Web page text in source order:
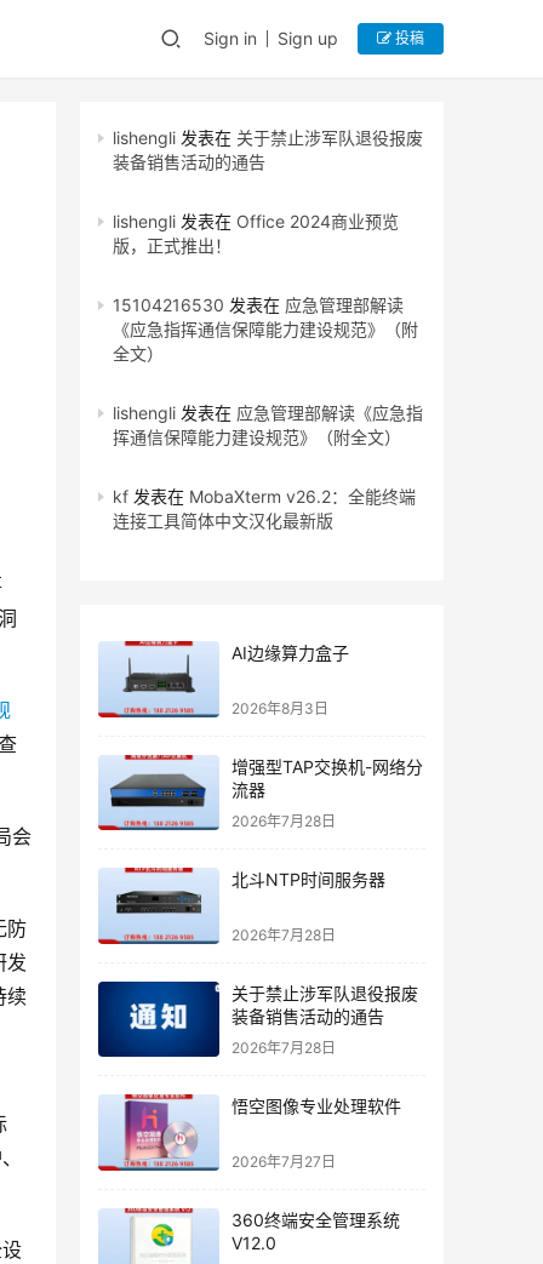
Sign in Sign up 投稿
会
防
发
续
lishengli 发表在 关于禁止涉军队退役报废
装备销售活动的通告
lishengli 发表在 Office 2024商业预览
版，正式推出！
15104216530 发表在 应急管理部解读
《应急指挥通信保障能力建设规范》（附
全文）
lishengli 发表在 应急管理部解读《应急指
挥通信保障能力建设规范》（附全文）
kf 发表在 MobaXterm v26.2：全能终端
连接工具简体中文汉化最新版
AI边缘算力盒子
2026年8月3日
增强型TAP交换机-网络分
流器
2026年7月28日
北斗NTP时间服务器
2026年7月28日
关于禁止涉军队退役报废
装备销售活动的通告
2026年7月28日
悟空图像专业处理软件
2026年7月27日
360终端安全管理系统
V12.0